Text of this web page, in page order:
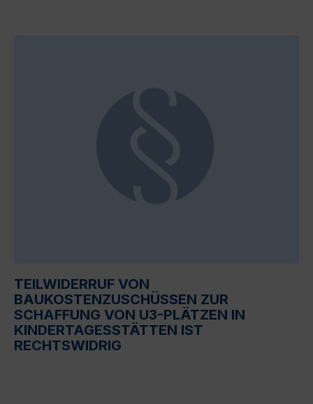
TEILWIDERRUF VON
BAUKOSTENZUSCHÜSSEN ZUR
SCHAFFUNG VON U3-PLÄTZEN IN
KINDERTAGESSTÄTTEN IST
RECHTSWIDRIG